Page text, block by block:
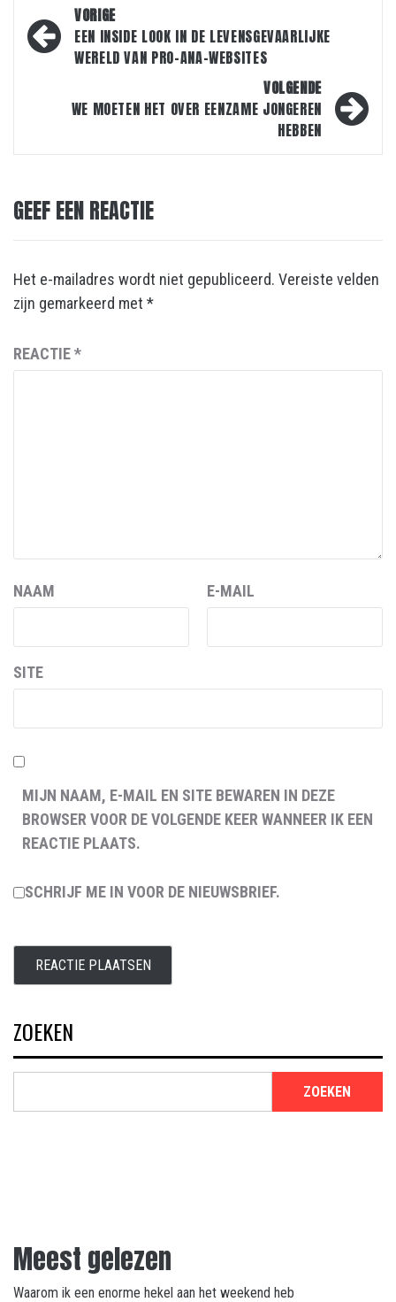
Bericht
navigatie
VORIGE
EEN INSIDE LOOK IN DE LEVENSGEVAARLIJKE
WERELD VAN PRO-ANA-WEBSITES
VOLGENDE
WE MOETEN HET OVER EENZAME JONGEREN
HEBBEN
GEEF EEN REACTIE
Het e-mailadres wordt niet gepubliceerd. Vereiste velden
zijn gemarkeerd met *
REACTIE*
NAAM E-MAIL
SITE
MIJN NAAM, E-MAIL EN SITE BEWAREN IN DEZE
BROWSER VOOR DE VOLGENDE KEER WANNEER IK EEN
REACTIE PLAATS.
SCHRIJF ME IN VOOR DE NIEUWSBRIEF.
ZOEKEN
ZOEKEN
Meest gelezen
Waarom ik een enorme hekel aan het weekend heb